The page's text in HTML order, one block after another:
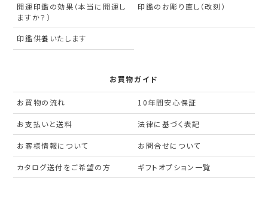
開運印鑑の効果（本当に開運し
ますか？）
印鑑のお彫り直し（改刻）
印鑑供養いたします
お買物ガイド
お買物の流れ 10年間安心保証
お支払いと送料 法律に基づく表記
お客様情報について お問合せについて
カタログ送付をご希望の方 ギフトオプション一覧